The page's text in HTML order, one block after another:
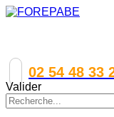
02 54 48 33
Valider